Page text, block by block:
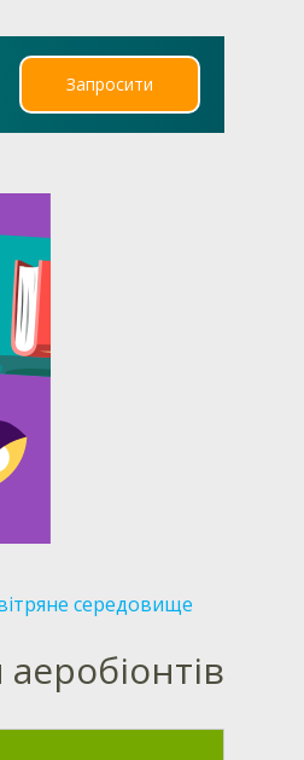
Запросити
середовище